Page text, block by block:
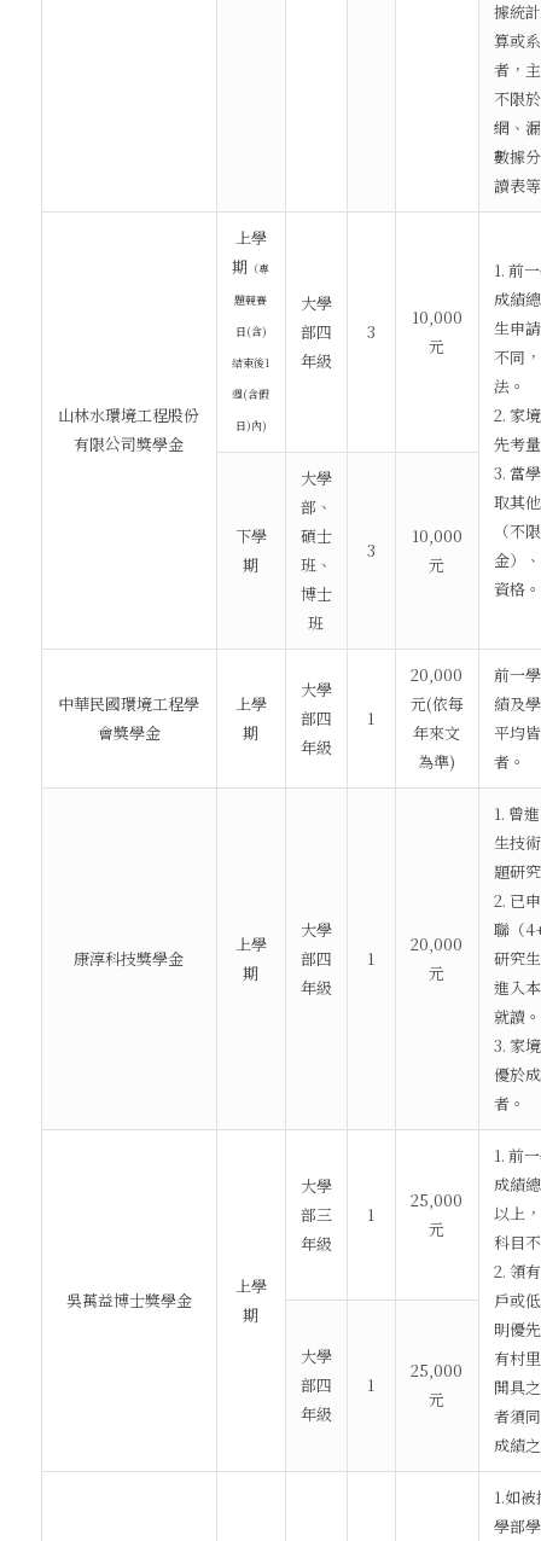
據統
算或
者，
不限
網、
數據
讀表
山林水環境工程股份
有限公司獎學金
上學
期 （專
題競賽
日(含)
結束後1
週(含假
日)內)
大學
部四
年級
3
10,000
元
1. 前
成績
生申
不同
法。
2. 家
先考
3. 當
取其
（不
金）
資格。
下學
期
大學
部、
碩士
班、
博士
班
3
10,000
元
中華民國環境工程學
會獎學金
上學
期
大學
部四
年級
1
20,000
元(依每
年來文
為準)
前一
績及
平均
者。
康淳科技獎學金
上學
期
大學
部四
年級
1
20,000
元
1. 曾
生技
題研
2. 已
聯（
研究
進入
就讀。
3. 家
優於
者。
吳萬益博士獎學金
上學
期
大學
部三
年級
1
25,000
元
1. 前
成績
以上
科目
2. 領
戶或
明優
有村
開具
者須
成績
大學
部四
年級
1
25,000
元
1.如
學部